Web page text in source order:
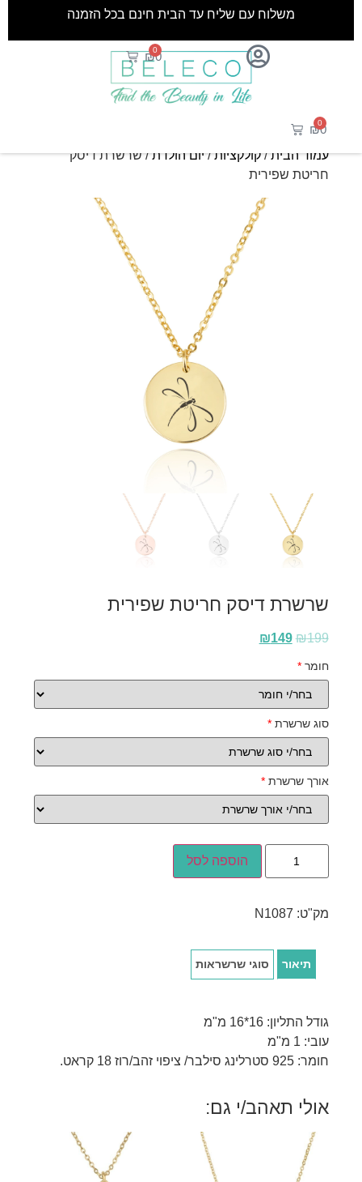
₪0
0
משלוח עם שליח עד הבית חינם בכל הזמנה
₪0
0
עמוד הבית/קולקציות/יום הולדת/ שרשרת דיסק
חריטת שפירית
שרשרת דיסק חריטת שפירית
₪199
₪149
חומר*
סוג שרשרת*
אורך שרשרת*
הוספה לסל
מק"ט: N1087
תיאור סוגי שרשראות
גודל התליון: 16*16 מ"מ
עובי: 1 מ"מ
חומר: 925 סטרלינג סילבר/ ציפוי זהב/רוז 18 קראט.
אולי תאהב/י גם: